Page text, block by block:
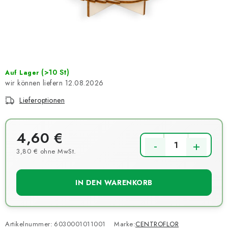
Geschäftsbewertung
Datenschutzerklärung
Großhandel
Auf Lager (>10 St)
12.08.2026
Lieferoptionen
4,60 €
3,80 € ohne MwSt.
IN DEN WARENKORB
Artikelnummer: 6030001011001 Marke:CENTROFLOR